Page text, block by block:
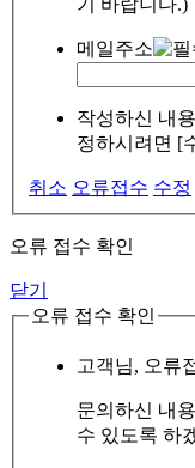
메일주소
작성하신 내
정하시려면 [
취소 오류접수 수정
오류 접수 확인
닫기
오류 접수 확인
고객님, 오류
문의하신 내
수 있도록 하